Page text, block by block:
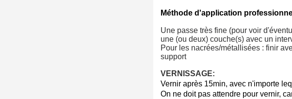
Méthode d'application
Une passe très fine (pour voir
une (ou deux) couche(s) avec un
Pour les nacrées/métallisées : finir
support
VERNISSAGE:
Vernir après 15min, avec n'importe
On ne doit pas attendre pour vernir,